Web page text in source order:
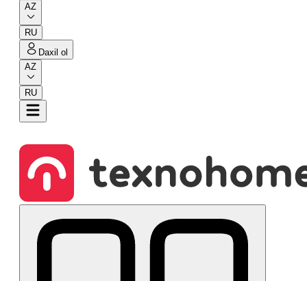
AZ
RU
Daxil ol
AZ
RU